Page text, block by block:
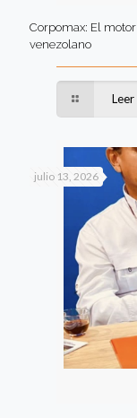
Corpomax: El
venezolano
Leer
julio 13, 2026